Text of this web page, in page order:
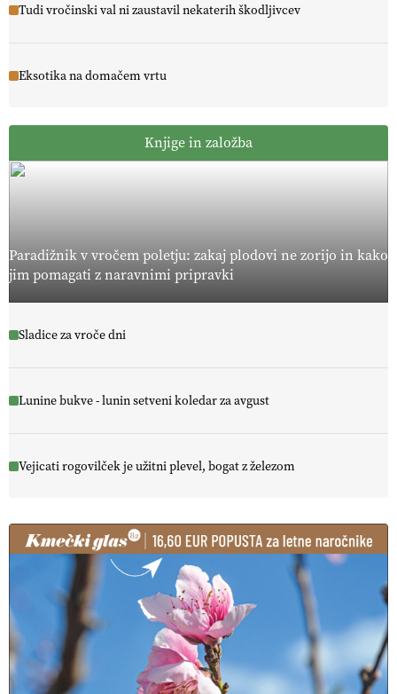
Tudi vročinski val ni zaustavil nekaterih škodljivcev
Eksotika na domačem vrtu
Knjige in založba
Paradižnik v vročem poletju: zakaj plodovi ne zorijo in kako
jim pomagati z naravnimi pripravki
Sladice za vroče dni
Lunine bukve - lunin setveni koledar za avgust
Vejicati rogovilček je užitni plevel, bogat z železom